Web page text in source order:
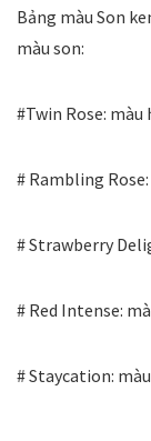
Bảng màu Son
màu son:
#Twin Rose:
# Rambling
# Strawberry
# Red Intense:
# Staycation: